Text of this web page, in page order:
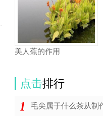
美人蕉的作用
点击排行
毛尖属于什么茶从制